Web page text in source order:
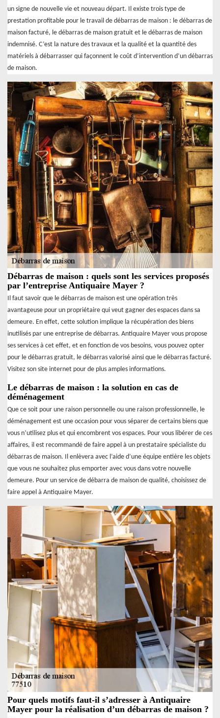
un signe de nouvelle vie et nouveau départ. Il existe trois type de
prestation profitable pour le travail de débarras de maison : le débarras de
maison facturé, le débarras de maison gratuit et le débarras de maison
indemnisé. C’est la nature des travaux et la qualité et la quantité des
matériels à débarrasser qui façonnent le coût d’intervention d’un débarras
de maison.
Débarras de maison : quels sont les services proposés
par l’entreprise Antiquaire Mayer ?
Il faut savoir que le débarras de maison est une opération très
avantageuse pour un propriétaire qui veut gagner des espaces dans sa
demeure. En effet, cette solution implique la récupération des biens
inutilisés par une entreprise de débarras. Antiquaire Mayer vous propose
ses services à cet effet, et en fonction de vos besoins, vous pouvez opter
pour le débarras gratuit, le débarras valorisé ainsi que le débarras facturé.
Visitez son site internet pour de plus amples informations.
Le débarras de maison : la solution en cas de
déménagement
Que ce soit pour une raison personnelle ou une raison professionnelle, le
déménagement est une occasion pour vous séparer de certains biens que
vous n’utilisez plus et qui encombrent vos espaces. Pour vous libérer de ces
affaires, il est recommandé de faire appel à un prestataire spécialiste du
débarras de maison. Il enlèvera avec l’aide d’une équipe entière les objets
que vous ne souhaitez plus emporter avec vous dans votre nouvelle
demeure. Pour un service de débarra de maison de qualité, choisissez de
faire appel à Antiquaire Mayer.
Pour quels motifs faut-il s’adresser à Antiquaire
Mayer pour la réalisation d’un débarras de maison ?